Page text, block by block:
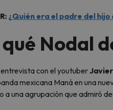
¿Quién era el padre del
qué Nodal
con el youtuber
mexicana Maná en una
a una agrupación que admiró